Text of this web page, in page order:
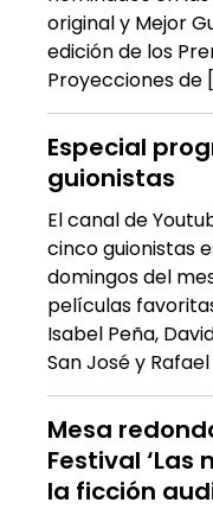
original y Mejor
edición de los
Proyecciones de
Especial
guionistas
El canal de
cinco guionistas
domingos del
películas
Isabel Peña,
San José y
Mesa
Festival
la ficción